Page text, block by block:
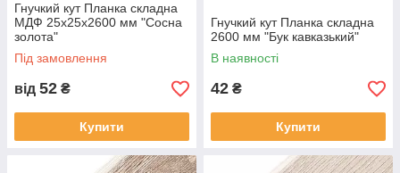
Гнучкий кут Планка складна
МДФ 25х25х2600 мм "Сосна
золота"
Під замовлення
від 52 ₴
Купити
Гнучкий кут Планка складна
2600 мм "Бук кавказький"
В наявності
42 ₴
Купити